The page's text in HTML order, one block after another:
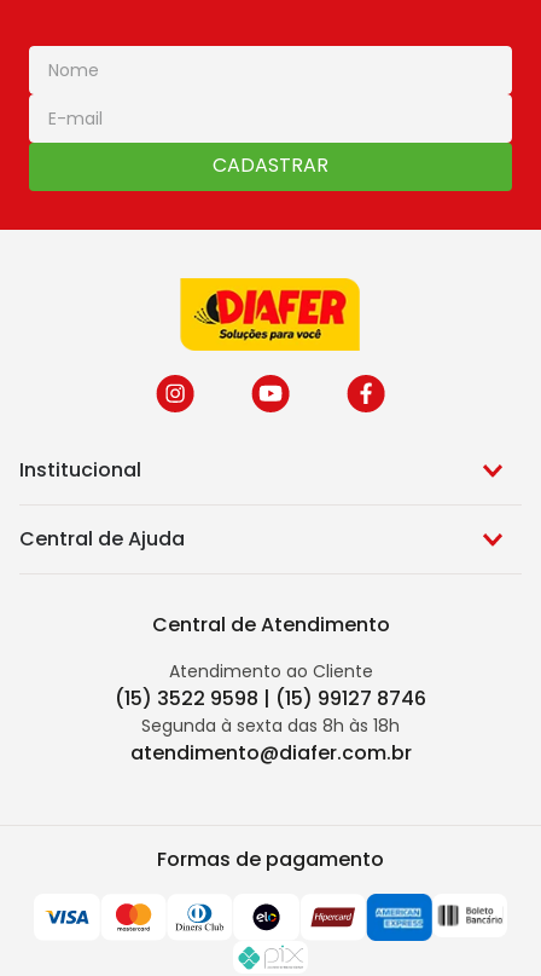
CADASTRAR
Institucional
Central de Ajuda
Central de Atendimento
Atendimento ao Cliente
(15) 3522 9598 | (15) 99127 8746
Segunda à sexta das 8h às 18h
atendimento@diafer.com.br
Formas de pagamento